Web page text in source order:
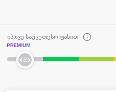
იპოვე საუკეთესო ფასით